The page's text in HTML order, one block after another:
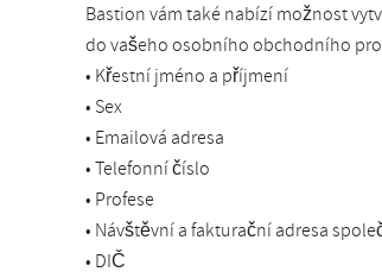
Bastion vám také nabízí možnost
do vašeho osobního obchodního
• Křestní jméno a příjmení
• Sex
• Emailová adresa
• Telefonní číslo
• Profese
• Návštěvní a fakturační adresa
• DIČ